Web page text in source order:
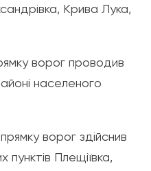
Крива Лука,
ворог проводив
населеного
ворог здійснив
пунктів Плещіївка,